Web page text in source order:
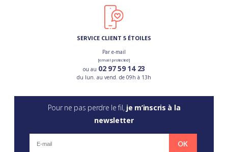
SERVICE CLIENT 5 ÉTOILES
Par e-mail
[email protected]
ou au 02 97 59 14 23
du lun. au vend. de 09h à 13h
Pour ne pas perdre le fil, je m’inscris à la
newsletter
OK